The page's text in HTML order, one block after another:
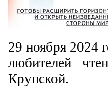
29 ноября 2024
любителей
Крупской.